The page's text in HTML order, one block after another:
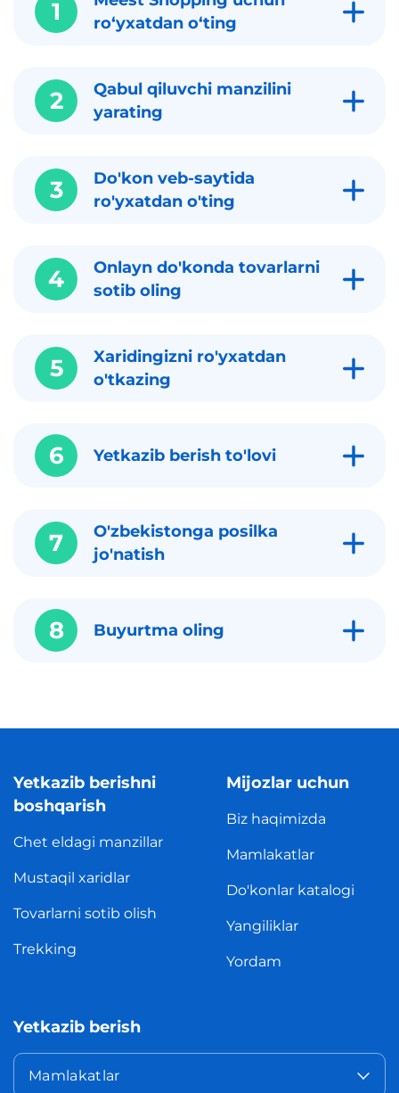
1
roʻyxatdan oʻting
2
Qabul qiluvchi manzilini
yarating
3
Do'kon veb-saytida
ro'yxatdan o'ting
4
Onlayn do'konda tovarlarni
sotib oling
5
Xaridingizni ro'yxatdan
o'tkazing
6 Yetkazib berish to'lovi
7
O'zbekistonga posilka
jo'natish
8 Buyurtma oling
Yetkazib berishni
boshqarish
Chet eldagi manzillar
Mustaqil xaridlar
Tovarlarni sotib olish
Trekking
Mijozlar uchun
Biz haqimizda
Mamlakatlar
Do'konlar katalogi
Yangiliklar
Yordam
Yetkazib berish
Mamlakatlar